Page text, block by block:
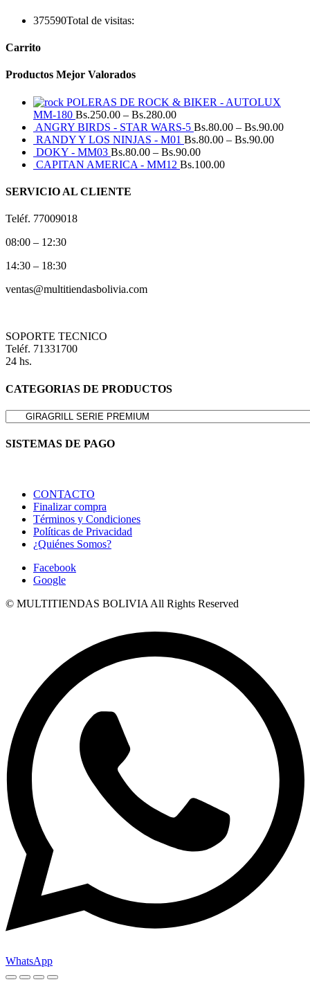
375590Total de visitas:
Carrito
Productos Mejor Valorados
POLERAS DE ROCK & BIKER - AUTOLUX
MM-180 Bs.250.00 – Bs.280.00
ANGRY BIRDS - STAR WARS-5 Bs.80.00 – Bs.90.00
RANDY Y LOS NINJAS - M01 Bs.80.00 – Bs.90.00
DOKY - MM03 Bs.80.00 – Bs.90.00
CAPITAN AMERICA - MM12 Bs.100.00
SERVICIO AL CLIENTE
Teléf. 77009018
08:00 – 12:30
14:30 – 18:30
ventas@multitiendasbolivia.com
SOPORTE TECNICO
Teléf. 71331700
24 hs.
CATEGORIAS DE PRODUCTOS
SISTEMAS DE PAGO
CONTACTO
Finalizar compra
Términos y Condiciones
Políticas de Privacidad
¿Quiénes Somos?
Facebook
Google
© MULTITIENDAS BOLIVIA All Rights Reserved
WhatsApp